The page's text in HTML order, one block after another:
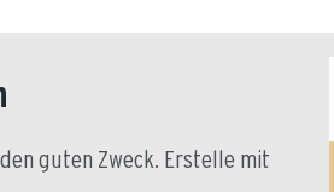
guten Zweck. Erstelle mit